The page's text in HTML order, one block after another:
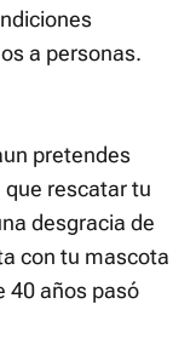
a personas.
pretendes
rescatar tu
desgracia de
con tu mascota
40 años pasó